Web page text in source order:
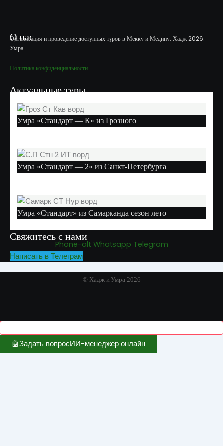
О нас
Организация и проведение доступных туров в Мекку и Медину. Хадж 2026.
Умра.
Политика конфиденциальности
Актуальные туры
Умра «Стандарт — К» из Грозного
Умра «Стандарт — 2» из Санкт-Петербурга
Умра «Стандарт» из Самарканда сезон лето
Свяжитесь с нами
Phone-alt Whatsapp Telegram
Написать в Телеграм
© Хадж и Умра 2026
🤖Задать вопросИИ-менеджер онлайн